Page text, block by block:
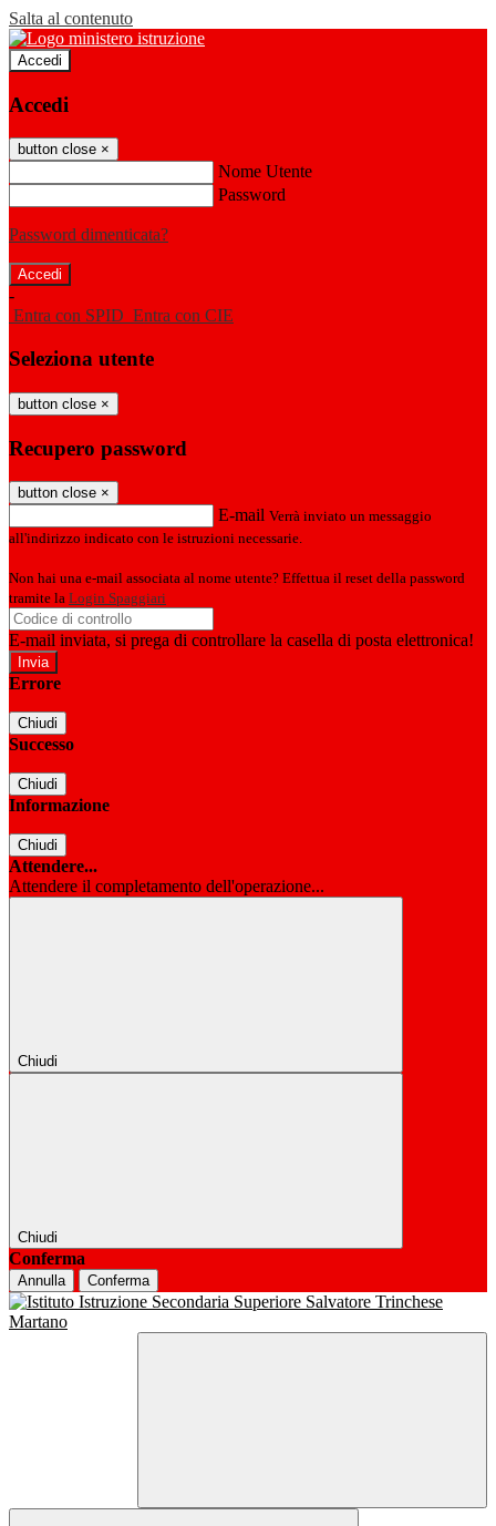
Salta al contenuto
Accedi
Accedi
button close ×
Nome Utente
Password
Password dimenticata?
-
Entra con SPID Entra con CIE
Seleziona utente
button close ×
Recupero password
button close ×
E-mail Verrà inviato un messaggio
all'indirizzo indicato con le istruzioni necessarie.
Non hai una e-mail associata al nome utente? Effettua il reset della password
tramite la Login Spaggiari
E-mail inviata, si prega di controllare la casella di posta elettronica!
Errore
Chiudi
Successo
Chiudi
Informazione
Chiudi
Attendere...
Attendere il completamento dell'operazione...
Chiudi
Chiudi
Conferma
Annulla Conferma